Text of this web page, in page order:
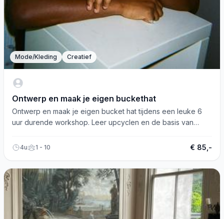
Mode/Kleding Creatief
Ontwerp en maak je eigen buckethat
Ontwerp en maak je eigen bucket hat tijdens een leuke 6
uur durende workshop. Leer upcyclen en de basis van
4u 1 - 10 € 85,-